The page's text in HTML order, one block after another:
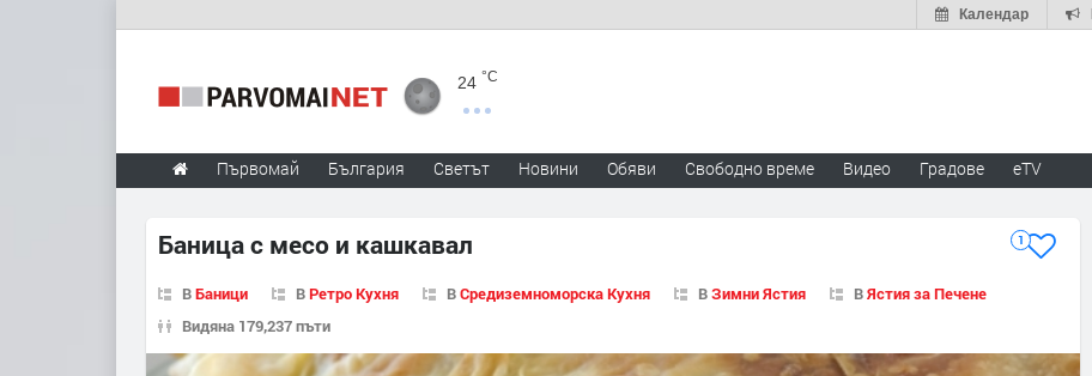
Календар
24 °C
Първомай България Светът Новини Обяви Свободно време Видео Градове eTV
Баница с месо и кашкавал 1
ВБаници ВРетро Кухня ВСредиземноморска Кухня ВЗимни Ястия ВЯстия за Печене
Видяна 179,237 пъти